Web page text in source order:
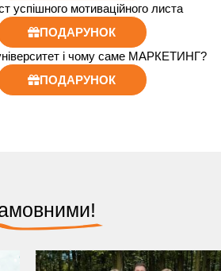
успішного мотиваційного листа
ПОДАРУНОК
і чому саме МАРКЕТИНГ?
ПОДАРУНОК